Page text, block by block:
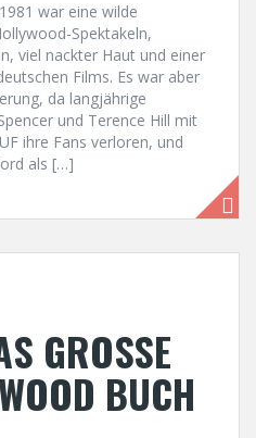
war eine wilde
Spektakeln,
viel nackter Haut und einer
Films. Es war aber
da langjährige
und Terence Hill mit
ihre Fans verloren, und
als […]
GROSSE
BUCH